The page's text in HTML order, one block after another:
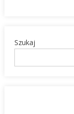
Szukaj